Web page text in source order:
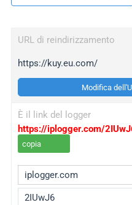
URL di reindirizzamento
https://kuy.eu.com/
Modifica
È il link del logger
https://iplogger.com/
copia